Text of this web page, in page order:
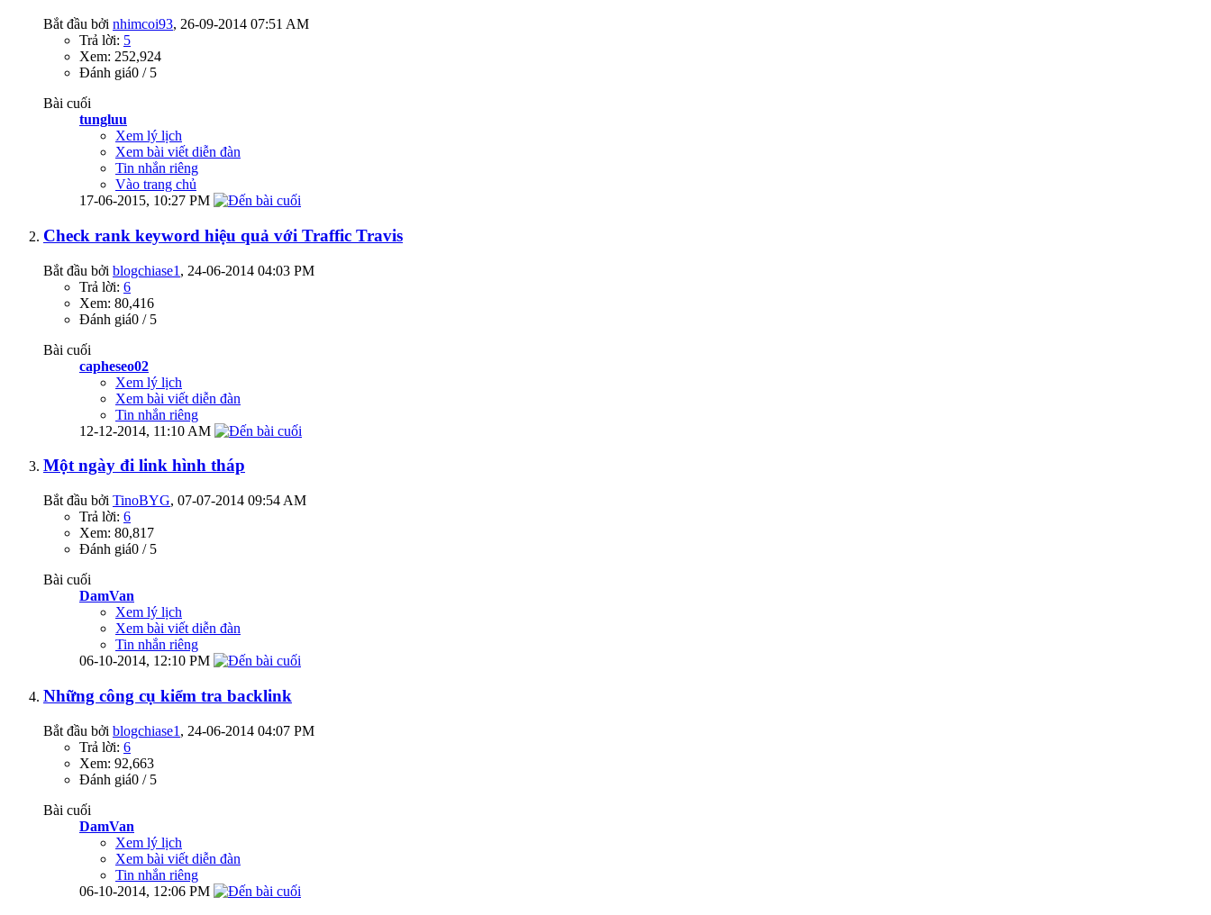
Bắt đầu bởi nhimcoi93‎, 26-09-2014 07:51 AM
Trả lời: 5
Xem: 252,924
Đánh giá0 / 5
Bài cuối
tungluu
Xem lý lịch
Xem bài viết diễn đàn
Tin nhắn riêng
Vào trang chủ
17-06-2015, 10:27 PM
Check rank keyword hiệu quả với Traffic Travis
Bắt đầu bởi blogchiase1 ‎, 24-06-2014 04:03 PM
Trả lời: 6
Xem: 80,416
Đánh giá0 / 5
Bài cuối
capheseo02
Xem lý lịch
Xem bài viết diễn đàn
Tin nhắn riêng
12-12-2014, 11:10 AM
Một ngày đi link hình tháp
Bắt đầu bởi TinoBYG‎, 07-07-2014 09:54 AM
Trả lời: 6
Xem: 80,817
Đánh giá0 / 5
Bài cuối
DamVan
Xem lý lịch
Xem bài viết diễn đàn
Tin nhắn riêng
06-10-2014, 12:10 PM
Những công cụ kiểm tra backlink
Bắt đầu bởi blogchiase1 ‎, 24-06-2014 04:07 PM
Trả lời: 6
Xem: 92,663
Đánh giá0 / 5
Bài cuối
DamVan
Xem lý lịch
Xem bài viết diễn đàn
Tin nhắn riêng
06-10-2014, 12:06 PM